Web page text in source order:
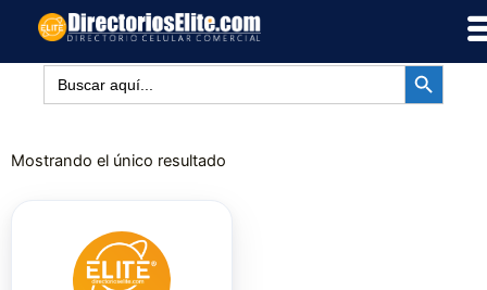
contenido
Buscar: BOTÓN DE
Mostrando el único resultado